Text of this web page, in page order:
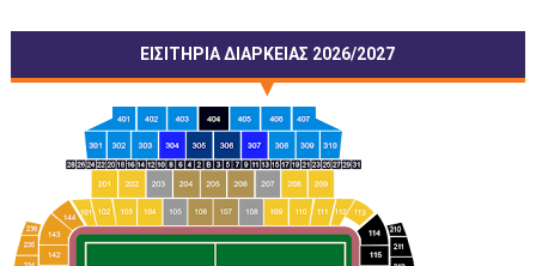
ΕΙΣΙΤΗΡΙΑ ΔΙΑΡΚΕΙΑΣ 2026/2027